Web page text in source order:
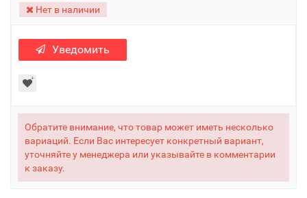
Нет в наличии
Уведомить
Обратите внимание, что товар может иметь несколько
вариаций. Если Вас интересует конкретный вариант,
уточняйте у менеджера или указывайте в комментарии
к заказу.